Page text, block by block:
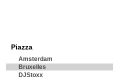
Piazza
Amsterdam
Bruxelles
DJStoxx